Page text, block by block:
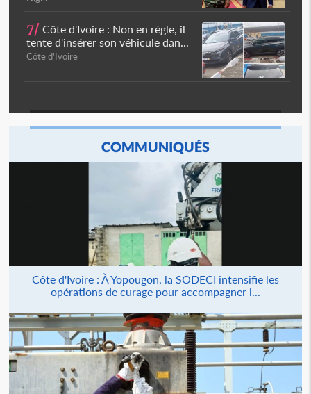
7/ Côte d'Ivoire : Non en règle, il
tente d'insérer son véhicule dan...
Côte d'Ivoire
COMMUNIQUÉS
Côte d'Ivoire : À Yopougon, la SODECI intensifie les
opérations de curage pour accompagner l...